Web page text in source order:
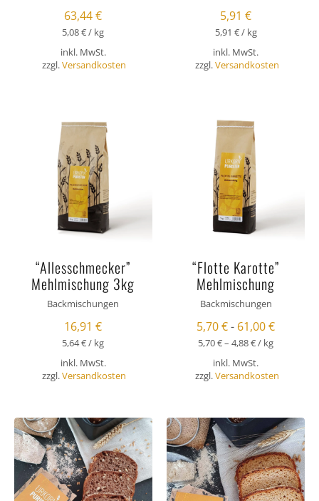
63,44€
5,08€/ kg
inkl. MwSt.
zzgl.Versandkosten
5,91 €
5,91 €/ kg
inkl. MwSt.
zzgl.Versandkosten
“Allesschmecker”
Mehlmischung 3kg
Backmischungen
16,91€
5,64€/ kg
inkl. MwSt.
zzgl.Versandkosten
“Flotte Karotte”
Mehlmischung
Backmischungen
5,70€- 61,00€
5,70€– 4,88€/ kg
inkl. MwSt.
zzgl.Versandkosten